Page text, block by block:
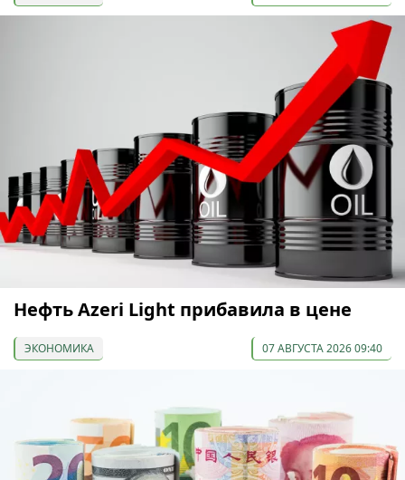
Нефть Azeri Light прибавила в цене
ЭКОНОМИКА 07 АВГУСТА 2026 09:40